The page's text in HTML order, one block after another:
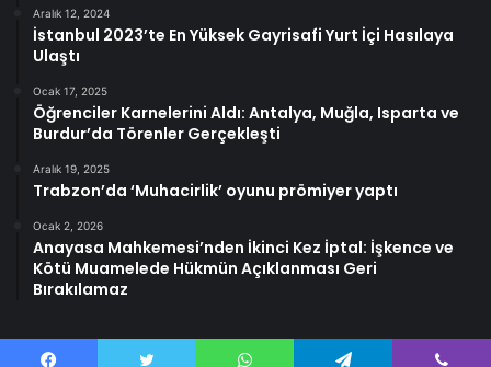
Aralık 12, 2024
İstanbul 2023’te En Yüksek Gayrisafi Yurt İçi Hasılaya
Ulaştı
Ocak 17, 2025
Öğrenciler Karnelerini Aldı: Antalya, Muğla, Isparta ve
Burdur’da Törenler Gerçekleşti
Aralık 19, 2025
Trabzon’da ‘Muhacirlik’ oyunu prömiyer yaptı
Ocak 2, 2026
Anayasa Mahkemesi’nden İkinci Kez İptal: İşkence ve
Kötü Muamelede Hükmün Açıklanması Geri
Bırakılamaz